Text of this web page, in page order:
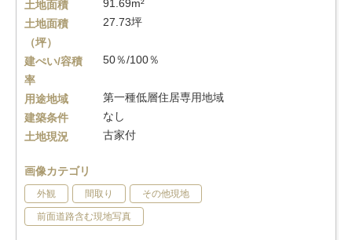
土地面積
91.69m²
土地面積
（坪）
27.73坪
建ぺい/容積
率
50％/100％
用途地域
第一種低層住居専用地域
建築条件
なし
土地現況
古家付
画像カテゴリ
外観 間取り その他現地
前面道路含む現地写真